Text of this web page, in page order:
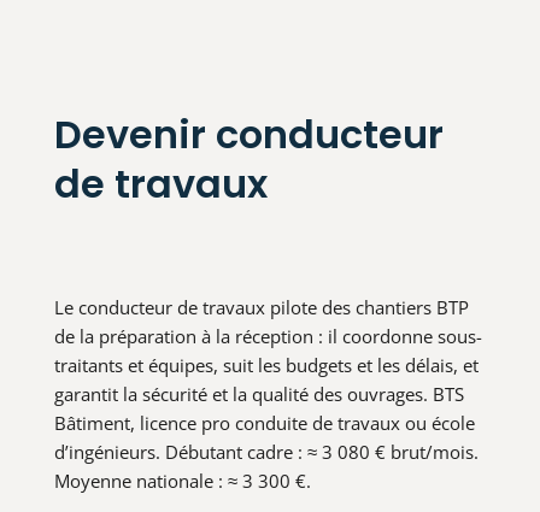
Devenir conducteur
de travaux
Le conducteur de travaux pilote des chantiers BTP
de la préparation à la réception : il coordonne sous-
traitants et équipes, suit les budgets et les délais, et
garantit la sécurité et la qualité des ouvrages. BTS
Bâtiment, licence pro conduite de travaux ou école
d’ingénieurs. Débutant cadre : ≈ 3 080 € brut/mois.
Moyenne nationale : ≈ 3 300 €.